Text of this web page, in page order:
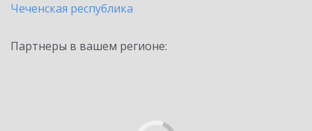
Чеченская республика
Партнеры в вашем регионе: